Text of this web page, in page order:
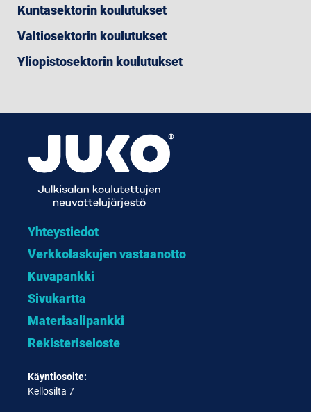
Kuntasektorin koulutukset
Valtiosektorin koulutukset
Yliopistosektorin koulutukset
Yhteystiedot
Verkkolaskujen vastaanotto
Kuvapankki
Sivukartta
Materiaalipankki
Rekisteriseloste
Käyntiosoite:
Kellosilta 7